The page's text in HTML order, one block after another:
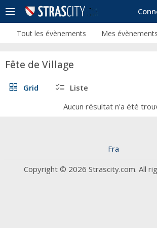
menu
Tout les évènements Mes
Fête de Village
grid_view Grid checklist Liste
Aucun résultat n'a été
Fra
Copyright © 2026 Strascity.com. All